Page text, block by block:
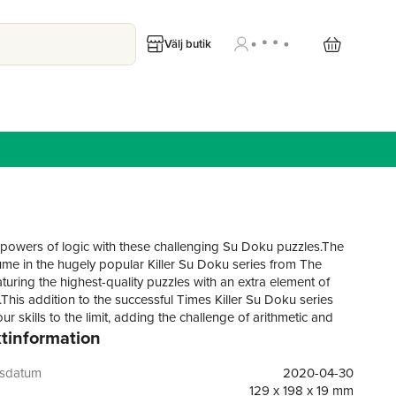
Välj butik
of logic with these challenging Su Doku puzzles.The
in the hugely popular Killer Su Doku series from The
the highest-quality puzzles with an extra element of
addition to the successful Times Killer Su Doku series
skills to the limit, adding the challenge of arithmetic and
to a new and even deadlier level of difficulty.The
challenge. The aim is not only to complete every row,
cube so that it contains the numbers 1-9, it is also
2020-04-30
129 x 198 x 19 mm